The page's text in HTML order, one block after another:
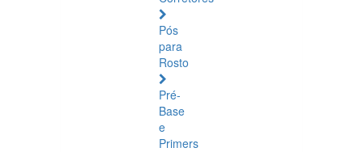
Pós
para
Rosto
Pré-
Base
e
Primers